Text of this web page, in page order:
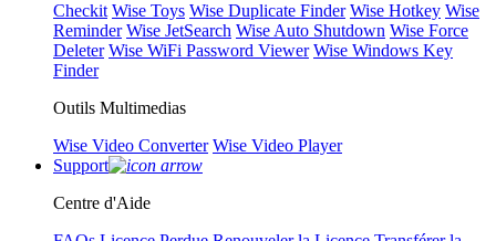
Checkit Wise Toys Wise Duplicate Finder Wise Hotkey Wise
Reminder Wise JetSearch Wise Auto Shutdown Wise Force
Deleter Wise WiFi Password Viewer Wise Windows Key
Finder
Outils Multimedias
Wise Video Converter Wise Video Player
Support
Centre d'Aide